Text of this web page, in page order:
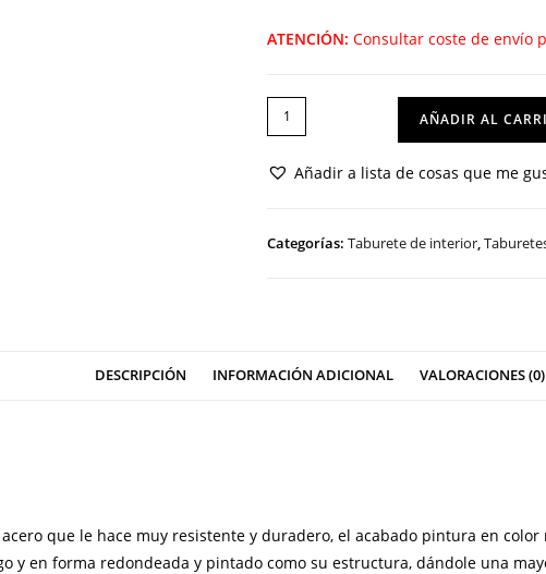
ATENCIÓN: Consultar coste de envío
TABURETE
M
503
AÑADIR AL
Añadir a lista de cosas que me
Categorías: Taburete de interior,
DESCRIPCIÓN INFORMACIÓN ADICIONAL VALORACIONES (0)
que le hace muy resistente y duradero, el acabado pintura en
y en forma redondeada y pintado como su estructura, dándole una